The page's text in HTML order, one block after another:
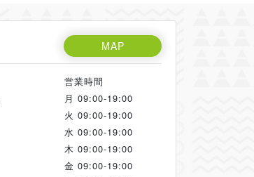
MAP
営業時間
月 09:00-19:00
火 09:00-19:00
水 09:00-19:00
木 09:00-19:00
金 09:00-19:00